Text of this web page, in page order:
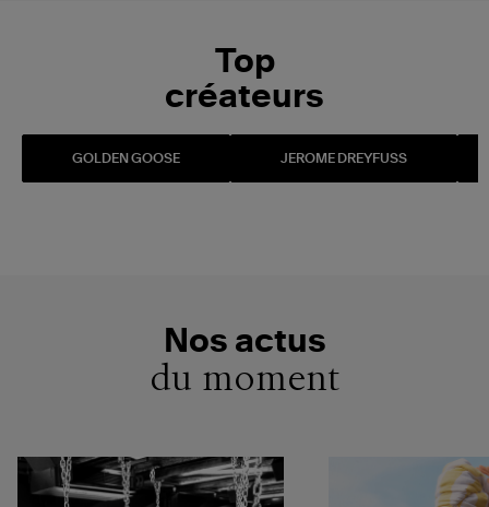
Top
créateurs
GOLDEN GOOSE JEROME DREYFUSS
Nos actus
du moment